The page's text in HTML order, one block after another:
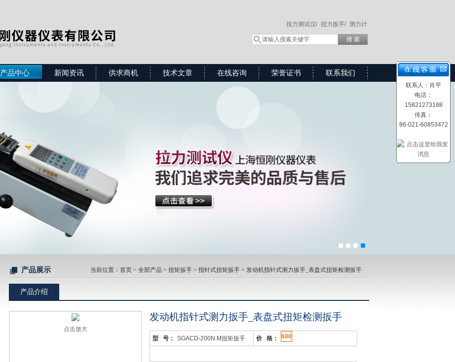
测力计
扭力扳手/
扭力测试仪/
产品中心 新闻资讯 供求商机 技术文章 在线咨询 荣誉证书 联系我们
产品展示 当前位置： 首页 > 全部产品 > 扭矩扳手 > 指针式扭矩扳手 > 发动机指针式测力扳手_表盘式扭矩检测扳手
产品介绍
点击放大
发动机指针式测力扳手_表盘式扭矩检测扳手
型 号： SGACD-200N.M扭矩扳手 价 格： 680
联系人：肖平
电话：
15821273198
传真：
86-021-60853472